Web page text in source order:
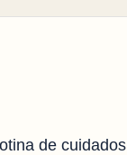
de cuidados